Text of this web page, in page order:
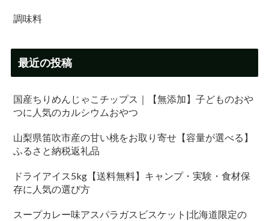
調味料
最近の投稿
国産ちりめんじゃこチップス｜【無添加】子どものおや
つに人気のカルシウムおやつ
山梨県笛吹市産の甘い桃をお取り寄せ【容量が選べる】
ふるさと納税返礼品
ドライアイス5kg【送料無料】キャンプ・実験・食材保
存に人気の選び方
スープカレー味アスパラガスビスケット|北海道限定の